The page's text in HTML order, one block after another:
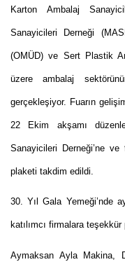
Karton Ambalaj
Sanayicileri Derneği
(OMÜD) ve Sert Plastik
üzere ambalaj
gerçekleşiyor. Fuarın
22 Ekim akşamı
Sanayicileri Derneği’ne
plaketi takdim edildi.
30. Yıl Gala Yemeği’nde
katılımcı firmalara
Aymaksan Ayla Makina,